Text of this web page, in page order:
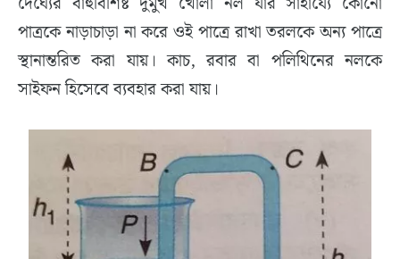
পাত্রকে নাড়াচাড়া না করে ওই পাত্রে রাখা তরলকে অন্য পাত্রে
স্থানান্তরিত করা যায়। কাচ, রবার বা পলিথিনের নলকে
সাইফন হিসেবে ব্যবহার করা যায়।